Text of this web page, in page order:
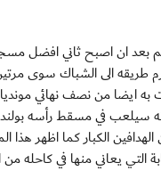
في مسقط رأسه
التي يعاني منها في كاحله